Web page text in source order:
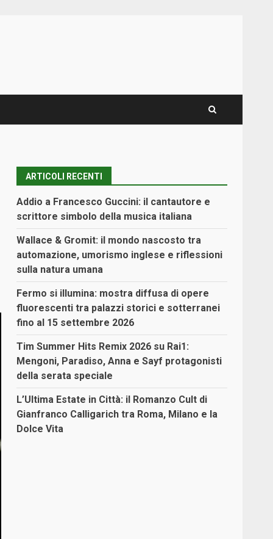
ARTICOLI RECENTI
Addio a Francesco Guccini: il cantautore e
scrittore simbolo della musica italiana
Wallace & Gromit: il mondo nascosto tra
automazione, umorismo inglese e riflessioni
sulla natura umana
Fermo si illumina: mostra diffusa di opere
fluorescenti tra palazzi storici e sotterranei
fino al 15 settembre 2026
Tim Summer Hits Remix 2026 su Rai1:
Mengoni, Paradiso, Anna e Sayf protagonisti
della serata speciale
L’Ultima Estate in Città: il Romanzo Cult di
Gianfranco Calligarich tra Roma, Milano e la
Dolce Vita